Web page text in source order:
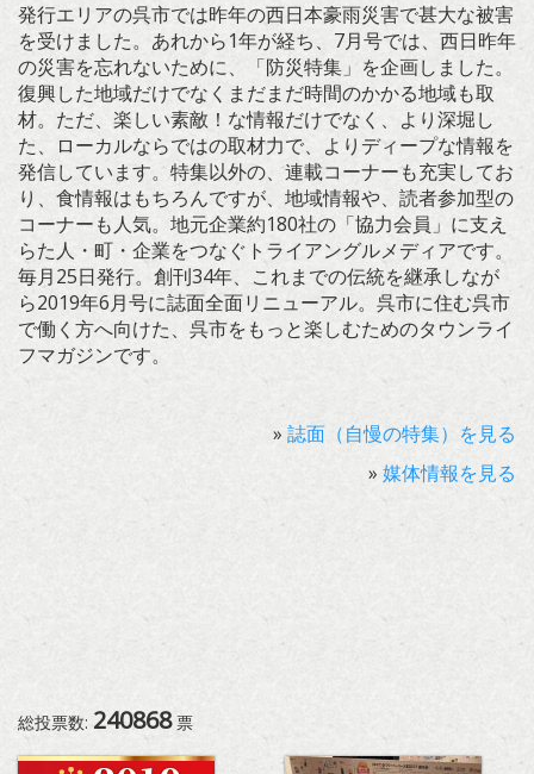
発行エリアの呉市では昨年の西日本豪雨災害で甚大な被害
を受けました。あれから1年が経ち、7月号では、西日昨年
の災害を忘れないために、「防災特集」を企画しました。
復興した地域だけでなくまだまだ時間のかかる地域も取
材。ただ、楽しい素敵！な情報だけでなく、より深堀し
た、ローカルならではの取材力で、よりディープな情報を
発信しています。特集以外の、連載コーナーも充実してお
り、食情報はもちろんですが、地域情報や、読者参加型の
コーナーも人気。地元企業約180社の「協力会員」に支え
らた人・町・企業をつなぐトライアングルメディアです。
毎月25日発行。創刊34年、これまでの伝統を継承しなが
ら2019年6月号に誌面全面リニューアル。呉市に住む呉市
で働く方へ向けた、呉市をもっと楽しむためのタウンライ
フマガジンです。
» 誌面（自慢の特集）を見る
» 媒体情報を見る
総投票数: 240868票